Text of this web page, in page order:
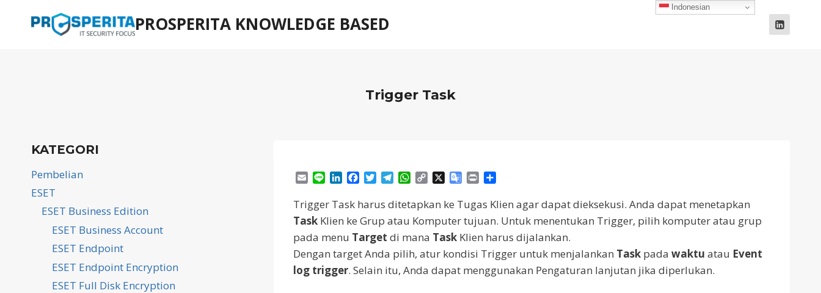
PROSPERITA KNOWLEDGE BASED
Trigger Task
a
i
l
n
e
n
k
e
d
I
n
c
e
b
o
o
k
T
i
t
e
r
T
l
e
g
r
a
m
W
a
t
s
A
p
p
p
L
i
n
G
o
g
l
e
T
a
i
t
a
e
Trigger Task harus ditetapkan ke Tugas Klien agar dapat dieksekusi. Anda dapat menetapkan
Task Klien ke Grup atau Komputer tujuan. Untuk menentukan Trigger, pilih komputer atau grup
pada menu Target di mana Task Klien harus dijalankan.
Dengan target Anda pilih, atur kondisi Trigger untuk menjalankan Task padawaktu atau Event
log trigger. Selain itu, Anda dapat menggunakan Pengaturan lanjutan jika diperlukan.
KATEGORI
Pembelian
ESET
ESET Business Edition
ESET Business Account
ESET Endpoint
ESET Endpoint Encryption
ESET Full Disk Encryption
Indonesian